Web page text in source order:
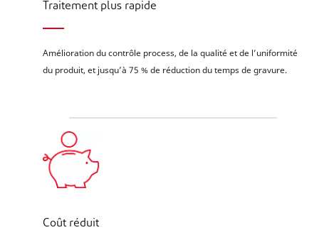
Traitement plus rapide
Amélioration du contrôle process, de la qualité et de l’uniformité
du produit, et jusqu’à 75 % de réduction du temps de gravure.
Coût réduit